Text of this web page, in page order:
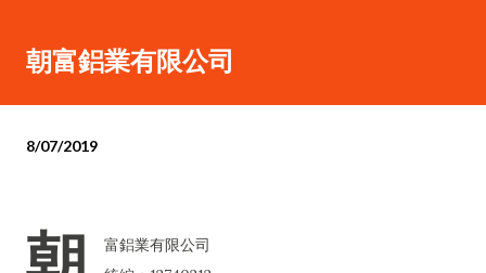
朝富鋁業有限公司
8/07/2019
富鋁業有限公司